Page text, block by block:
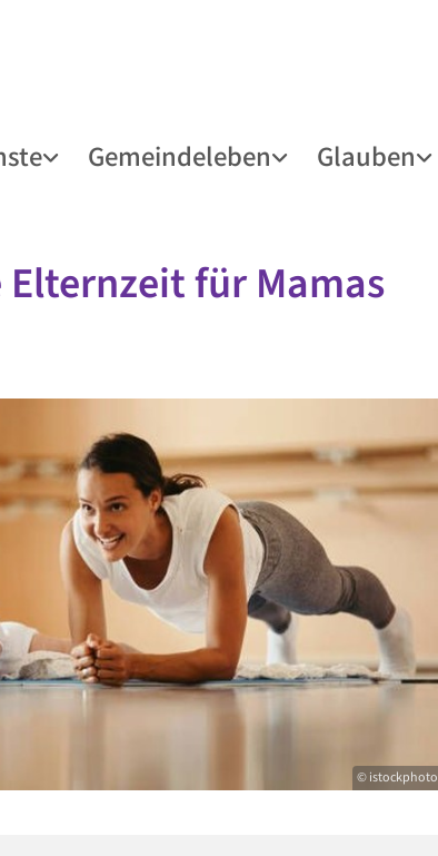
Gemeindeleben Glauben
für Mamas
© istockphoto